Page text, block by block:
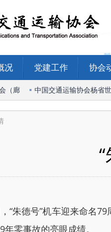
况 党建工作 协会
廊 中国交通运输协会杨省世
德号”机车迎来命名79
零事故的亮眼成绩。